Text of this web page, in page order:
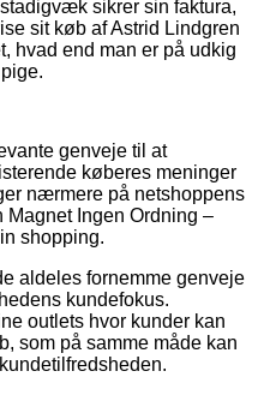
sikrer sin faktura,
sit køb af Astrid Lindgren
hvad end man er på udkig
genveje til at
køberes meninger
nærmere på netshoppens
Magnet Ingen Ordning –
shopping.
aldeles fornemme genveje
kundefokus.
outlets hvor kunder kan
som på samme måde kan